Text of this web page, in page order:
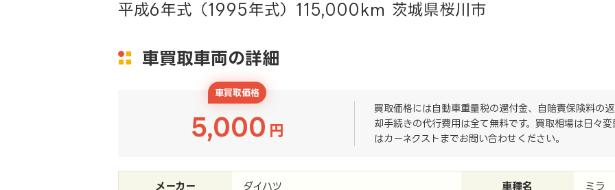
平成6年式（1995年式）115,000km 茨城県桜川市
車買取車両の詳細
車買取価格
5,000 円
買取価格には自動車重量税の還付金、自賠責保険料の
却手続きの代行費用は全て無料です。買取相場は日々
はカーネクストまでお問い合わせください。
メーカー ダイハツ 車種名 ミラ